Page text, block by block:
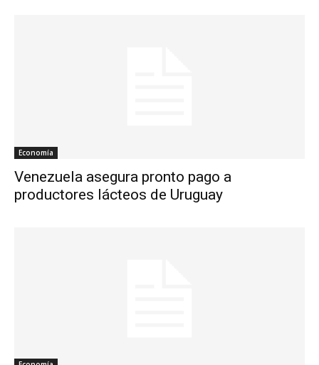
Economía
Venezuela asegura pronto pago a
productores lácteos de Uruguay